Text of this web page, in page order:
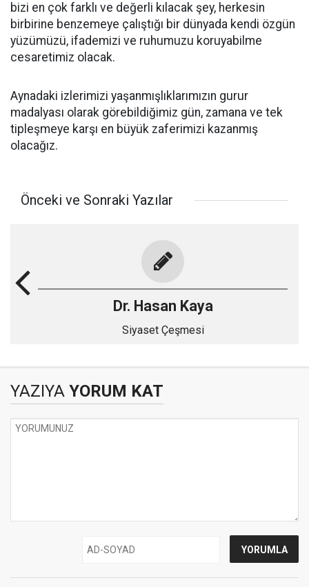
bizi en çok farklı ve değerli kılacak şey, herkesin
birbirine benzemeye çalıştığı bir dünyada kendi özgün
yüzümüzü, ifademizi ve ruhumuzu koruyabilme
cesaretimiz olacak.
Aynadaki izlerimizi yaşanmışlıklarımızın gurur
madalyası olarak görebildiğimiz gün, zamana ve tek
tipleşmeye karşı en büyük zaferimizi kazanmış
olacağız.
Önceki ve Sonraki Yazılar
Dr. Hasan Kaya
Siyaset Çeşmesi
YAZIYA YORUM KAT